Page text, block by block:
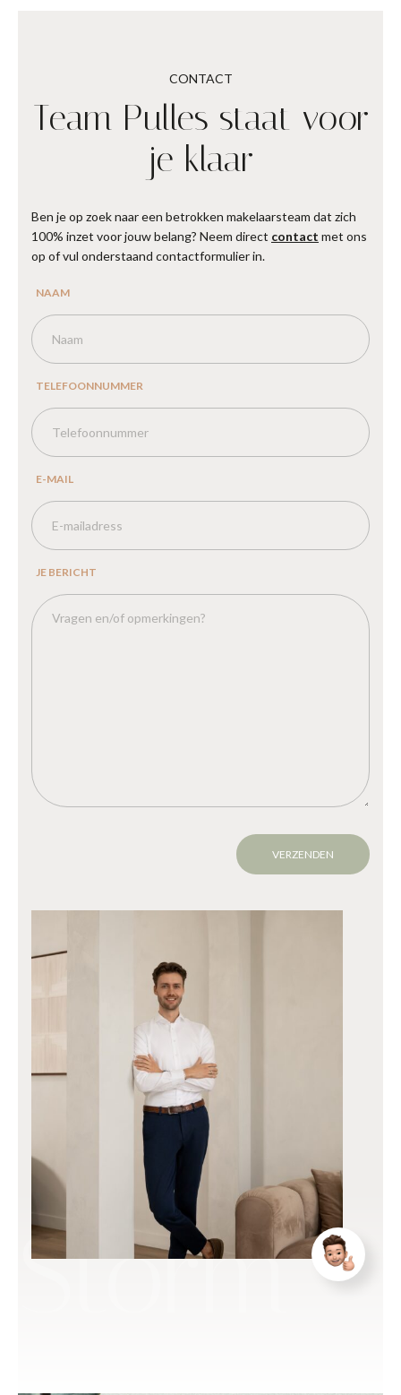
CONTACT
Team Pulles staat voor
je klaar
Ben je op zoek naar een betrokken makelaarsteam dat zich
100% inzet voor jouw belang? Neem direct contact met ons
op of vul onderstaand contactformulier in.
NAAM
TELEFOONNUMMER
E-MAIL
JE BERICHT
Storm